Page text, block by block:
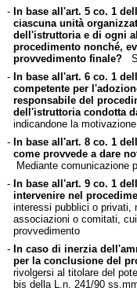
- In base all'art. 5 co. 1
ciascuna unità
dell'istruttoria e di ogni
procedimento nonché,
provvedimento finale?
- In base all'art. 6 co. 1
competente per
responsabile del
dell'istruttoria condotta
indicandone la
- In base all'art. 8 co. 1
come provvede a dare
Mediante comunicazione
- In base all'art. 9 co. 1
intervenire nel
interessi pubblici o privati,
associazioni o comitati,
provvedimento
- In caso di inerzia
per la conclusione del
rivolgersi al titolare del
bis della L.n. 241/90